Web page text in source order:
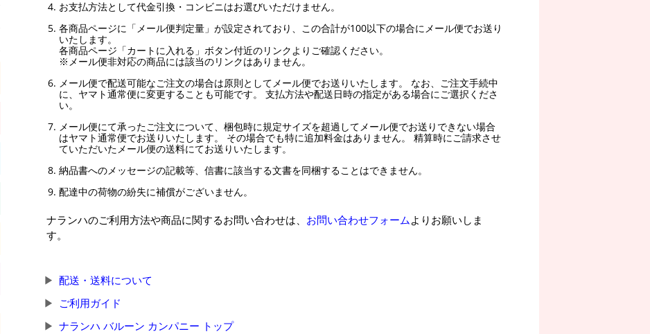
お支払方法として代金引換・コンビニはお選びいただけません。
各商品ページに「メール便判定量」が設定されており、この合計が100以下の場合にメール便でお送り
いたします。
各商品ページ「カートに入れる」ボタン付近のリンクよりご確認ください。
※メール便非対応の商品には該当のリンクはありません。
メール便で配送可能なご注文の場合は原則としてメール便でお送りいたします。 なお、ご注文手続中
に、ヤマト通常便に変更することも可能です。 支払方法や配送日時の指定がある場合にご選択くださ
い。
メール便にて承ったご注文について、梱包時に規定サイズを超過してメール便でお送りできない場合
はヤマト通常便でお送りいたします。 その場合でも特に追加料金はありません。 精算時にご請求させ
ていただいたメール便の送料にてお送りいたします。
納品書へのメッセージの記載等、信書に該当する文書を同梱することはできません。
配達中の荷物の紛失に補償がございません。
ナランハのご利用方法や商品に関するお問い合わせは、 お問い合わせフォームよりお願いしま
す。
配送・送料について
ご利用ガイド
ナランハ バルーン カンパニー トップ